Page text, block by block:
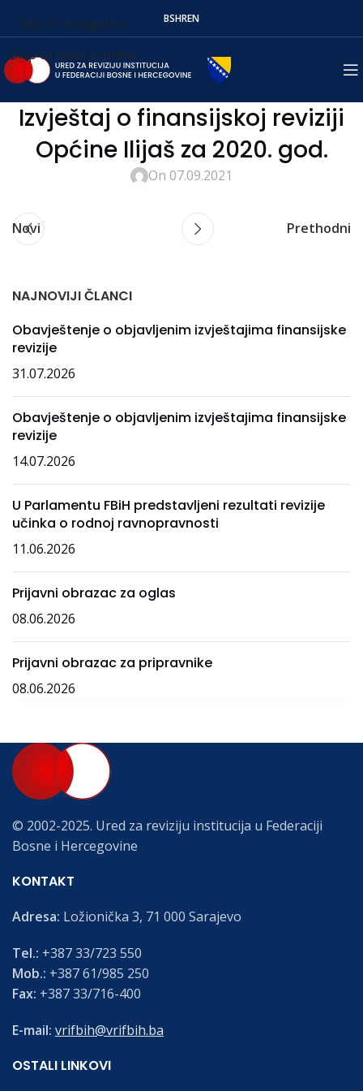
Skip to navigation
Skip to main content
BSHREN
Izvještaj o finansijskoj reviziji
Općine Ilijaš za 2020. god.
On 07.09.2021
Novi Prethodni
NAJNOVIJI ČLANCI
Obavještenje o objavljenim izvještajima finansijske
revizije
31.07.2026
Obavještenje o objavljenim izvještajima finansijske
revizije
14.07.2026
U Parlamentu FBiH predstavljeni rezultati revizije
učinka o rodnoj ravnopravnosti
11.06.2026
Prijavni obrazac za oglas
08.06.2026
Prijavni obrazac za pripravnike
08.06.2026
© 2002-2025. Ured za reviziju institucija u Federaciji
Bosne i Hercegovine
KONTAKT
Adresa: Ložionička 3, 71 000 Sarajevo
Tel.: +387 33/723 550
Mob.: +387 61/985 250
Fax: +387 33/716-400
E-mail: vrifbih@vrifbih.ba
OSTALI LINKOVI